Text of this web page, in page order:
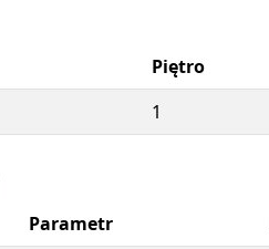
Piętro
1
Parametr